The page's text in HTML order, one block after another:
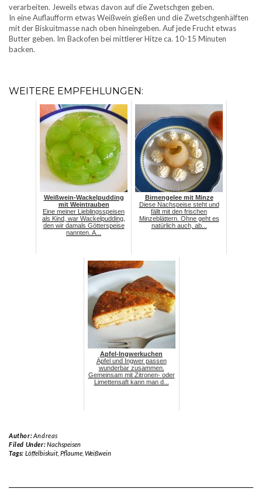
verarbeiten. Jeweils etwas davon auf die Zwetschgen geben.
In eine Auflaufform etwas Weißwein gießen und die Zwetschgenhälften
mit der Biskuitmasse nach oben hineingeben. Auf jede Frucht etwas
Butter geben. Im Backofen bei mittlerer Hitze ca. 10-15 Minuten
backen.
WEITERE EMPFEHLUNGEN:
Weißwein-Wackelpudding
mit Weintrauben
Eine meiner Lieblingsspeisen
als Kind, war Wackelpudding,
den wir damals Götterspeise
nannten. A...
Birnengelee mit Minze
Diese Nachspeise steht und
fällt mit den frischen
Minzeblättern. Ohne geht es
natürlich auch, ab...
Apfel-Ingwerkuchen
Äpfel und Ingwer passen
wunderbar zusammen.
Gemeinsam mit Zitronen- oder
Limettensaft kann man d...
Author:Andreas
Filed Under:Nachspeisen
Tags: Löffelbiskuit, Pflaume, Weißwein